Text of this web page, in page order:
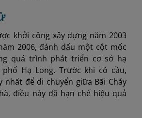
khởi công xây dựng năm 2003
2006, đánh dấu một cột mốc
quá trình phát triển cơ sở hạ
Hạ Long. Trước khi có cầu,
nhất để di chuyển giữa Bãi Cháy
điều này đã hạn chế hiệu quả